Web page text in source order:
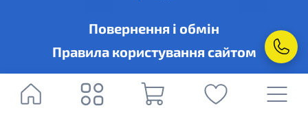
Повернення і обмін
Правила користування сайтом
© Рівне-кондиціонер, м. Рівне, вул. Дубенська, 6-А